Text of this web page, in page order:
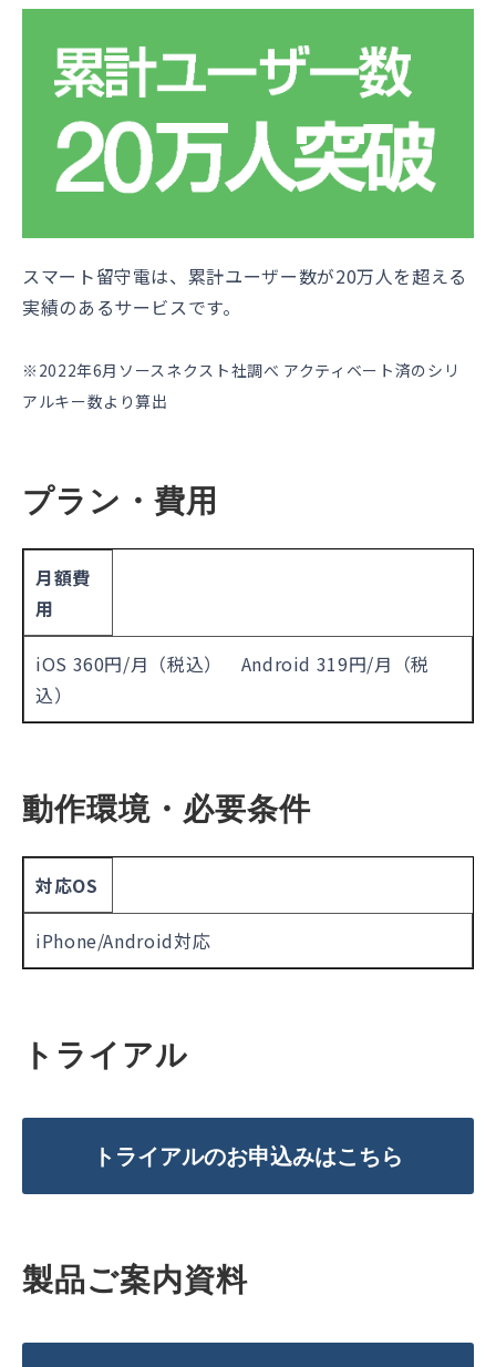
スマート留守電は、累計ユーザー数が20万人を超える
実績のあるサービスです。
※2022年6月ソースネクスト社調べ アクティベート済のシリ
アルキー数より算出
プラン・費用
月額費
用
iOS 360円/月（税込） Android 319円/月（税
込）
動作環境・必要条件
対応OS
iPhone/Android対応
トライアル
トライアルのお申込みはこちら
製品ご案内資料